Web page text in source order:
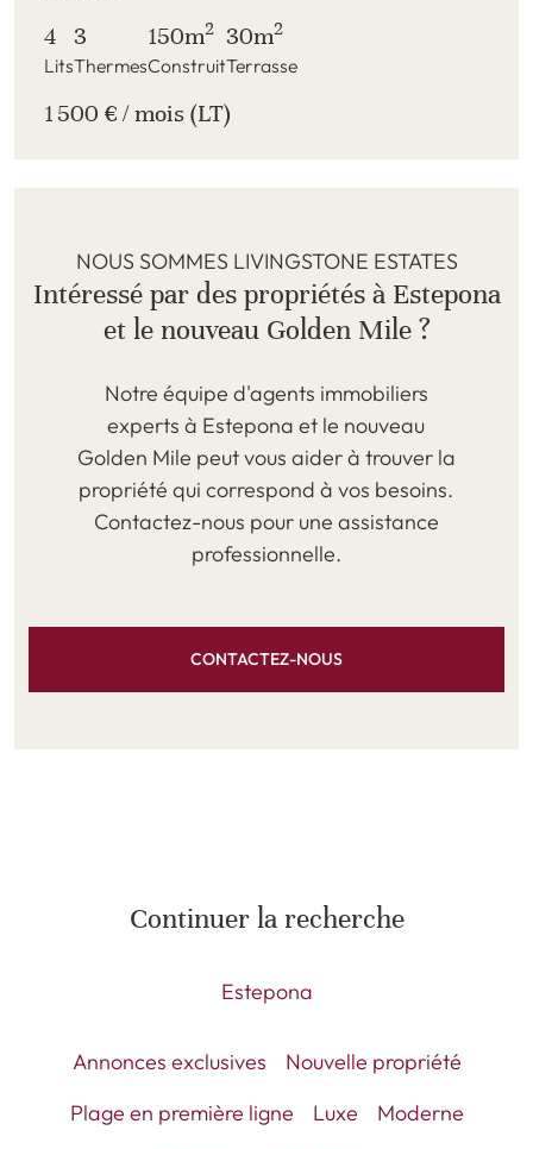
4
Lits
3
Thermes
150m2
Construit
30m2
Terrasse
1 500 € / mois (LT)
NOUS SOMMES LIVINGSTONE ESTATES
Intéressé par des propriétés à Estepona
et le nouveau Golden Mile ?
Notre équipe d'agents immobiliers
experts à Estepona et le nouveau
Golden Mile peut vous aider à trouver la
propriété qui correspond à vos besoins.
Contactez-nous pour une assistance
professionnelle.
CONTACTEZ-NOUS
Continuer la recherche
Estepona
Annonces exclusives
Nouvelle propriété
Plage en première ligne
Luxe
Moderne